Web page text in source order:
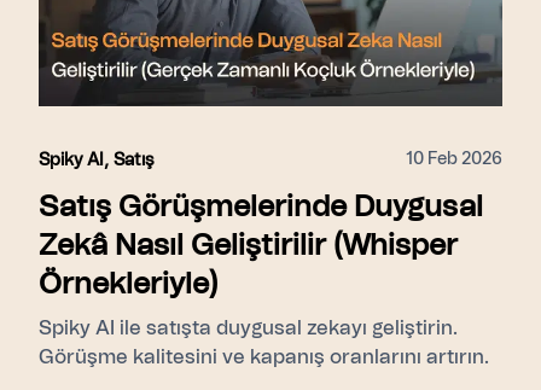
Spiky AI , Satış 10 Feb 2026
Satış Görüşmelerinde Duygusal
Zekâ Nasıl Geliştirilir (Whisper
Örnekleriyle)
Spiky AI ile satışta duygusal zekayı geliştirin.
Görüşme kalitesini ve kapanış oranlarını artırın.